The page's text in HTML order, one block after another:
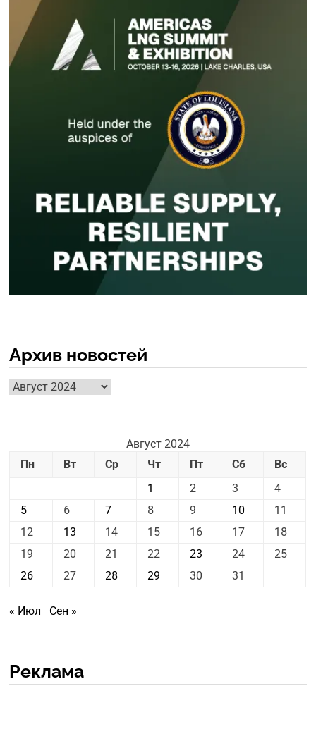
Архив новостей
Архив
новостей
Август 2024
Пн
Вт Ср Чт Пт Сб
Вс
1
2 3
4
5
6 7 8 9 10
11
12
13 14 15 16 17
18
19
20 21 22 23 24
25
26
27 28 29 30 31
« Июл Сен »
Реклама